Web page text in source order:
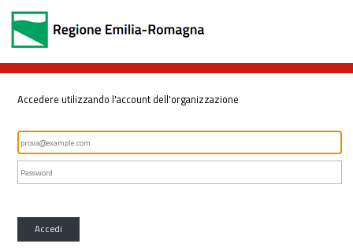
Accedere utilizzando l'account dell'organizzazione
Accedi